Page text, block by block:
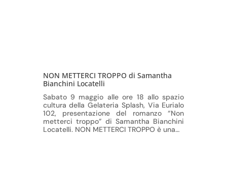
NON METTERCI TROPPO di Samantha
Bianchini Locatelli
Sabato 9 maggio alle ore 18 allo spazio
cultura della Gelateria Splash, Via Eurialo
102, presentazione del romanzo “Non
metterci troppo” di Samantha Bianchini
Locatelli. NON METTERCI TROPPO è una…